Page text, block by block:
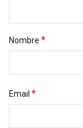
Nombre *
Email *